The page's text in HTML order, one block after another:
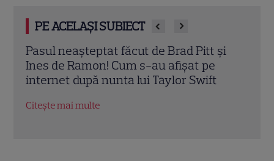
PE ACELAȘI SUBIECT
Pasul neașteptat făcut de Brad Pitt și
Ines de Ramon! Cum s-au afișat pe
internet după nunta lui Taylor Swift
Citește mai multe